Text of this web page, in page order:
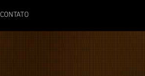
CONTATO